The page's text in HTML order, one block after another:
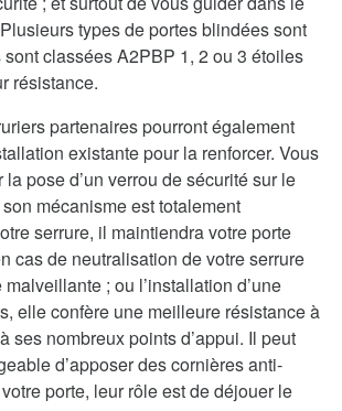
types de portes blindées sont
classées A2PBP 1, 2 ou 3 étoiles
résistance.
partenaires pourront également
existante pour la renforcer. Vous
pose d’un verrou de sécurité sur le
mécanisme est totalement
serrure, il maintiendra votre porte
cas de neutralisation de votre serrure
; ou l’installation d’une
elle confère une meilleure résistance à
ses nombreux points d’appui. Il peut
d’apposer des cornières anti-
porte, leur rôle est de déjouer le